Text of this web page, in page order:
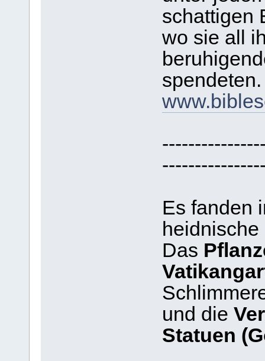
schattigen
wo sie all
spendeten.
Es fanden
Das
und die
Statuen